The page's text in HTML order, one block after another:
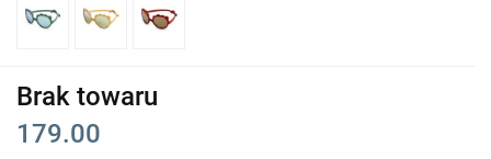
Brak towaru
179.00